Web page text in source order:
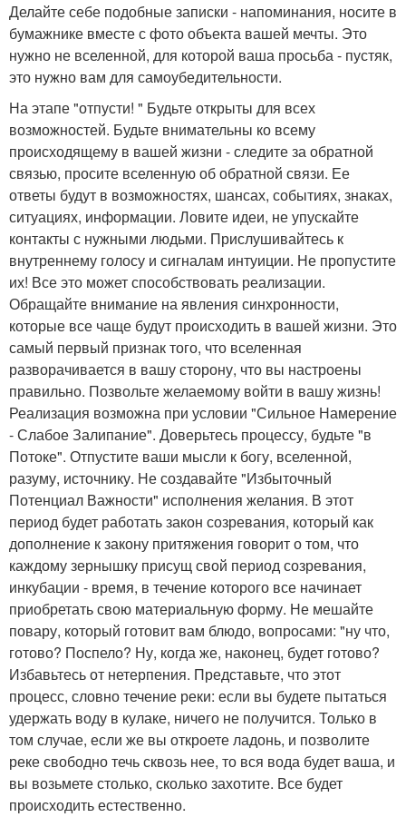
Делайте себе подобные записки - напоминания, носите в
бумажнике вместе с фото объекта вашей мечты. Это
нужно не вселенной, для которой ваша просьба - пустяк,
это нужно вам для самоубедительности.
На этапе "отпусти! " Будьте открыты для всех
возможностей. Будьте внимательны ко всему
происходящему в вашей жизни - следите за обратной
связью, просите вселенную об обратной связи. Ее
ответы будут в возможностях, шансах, событиях, знаках,
ситуациях, информации. Ловите идеи, не упускайте
контакты с нужными людьми. Прислушивайтесь к
внутреннему голосу и сигналам интуиции. Не пропустите
их! Все это может способствовать реализации.
Обращайте внимание на явления синхронности,
которые все чаще будут происходить в вашей жизни. Это
самый первый признак того, что вселенная
разворачивается в вашу сторону, что вы настроены
правильно. Позвольте желаемому войти в вашу жизнь!
Реализация возможна при условии "Сильное Намерение
- Слабое Залипание". Доверьтесь процессу, будьте "в
Потоке". Отпустите ваши мысли к богу, вселенной,
разуму, источнику. Не создавайте "Избыточный
Потенциал Важности" исполнения желания. В этот
период будет работать закон созревания, который как
дополнение к закону притяжения говорит о том, что
каждому зернышку присущ свой период созревания,
инкубации - время, в течение которого все начинает
приобретать свою материальную форму. Не мешайте
повару, который готовит вам блюдо, вопросами: "ну что,
готово? Поспело? Ну, когда же, наконец, будет готово?
Избавьтесь от нетерпения. Представьте, что этот
процесс, словно течение реки: если вы будете пытаться
удержать воду в кулаке, ничего не получится. Только в
том случае, если же вы откроете ладонь, и позволите
реке свободно течь сквозь нее, то вся вода будет ваша, и
вы возьмете столько, сколько захотите. Все будет
происходить естественно.